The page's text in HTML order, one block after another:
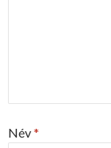
Név*